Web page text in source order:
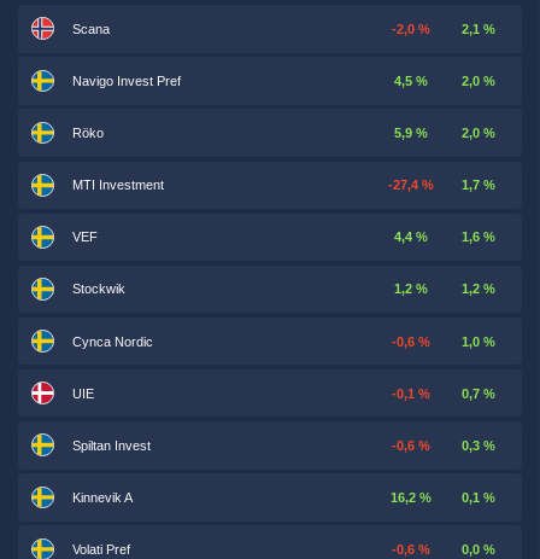
Scana -2,0 % 2,1 %
Navigo Invest Pref 4,5 % 2,0 %
Röko 5,9 % 2,0 %
MTI Investment -27,4 % 1,7 %
VEF 4,4 % 1,6 %
Stockwik 1,2 % 1,2 %
Cynca Nordic -0,6 % 1,0 %
UIE -0,1 % 0,7 %
Spiltan Invest -0,6 % 0,3 %
Kinnevik A 16,2 % 0,1 %
Volati Pref -0,6 % 0,0 %